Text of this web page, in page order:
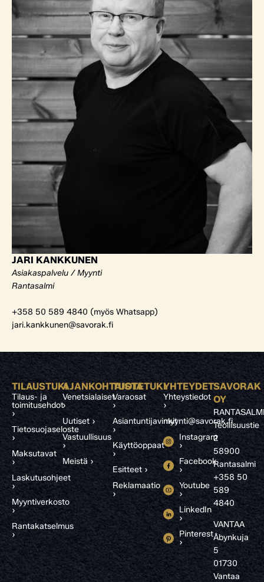
JARI KANKKUNEN
Asiakaspalvelu / Myynti
Rantasalmi
+358 50 589 4840 (myös Whatsapp)
jari.kankkunen@savorak.fi
TILAUSTUKI
Tilaus- ja
toimitusehdot
›
Tietosuojaseloste
›
Maksutavat
›
Laskutusohjeet
›
Myyntiverkosto
›
Rantakatselmus
›
AJANKOHTAISTA
Venetsialaiset
›
Uutiset ›
Vastuullisuus
›
Meistä ›
TUOTETUKI
Varaosat
›
Asiantuntijavinkit
›
Käyttöoppaat
›
Esitteet ›
Reklamaatio
›
YHTEYDET
Yhteystiedot
›
myynti@savorak.fi
Instagram
›
Facebook
›
Youtube
›
LinkedIn
›
Pinterest
›
SAVORAK
OY
Teollisuustie
2
58900
Rantasalmi
+358 50
589
4840
VANTAA
Åbynkuja
5
01730
Vantaa